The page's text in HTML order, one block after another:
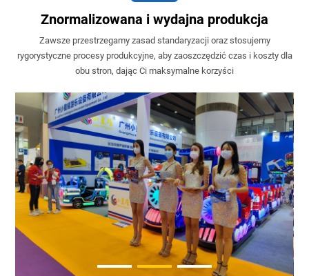
Znormalizowana i wydajna produkcja
Zawsze przestrzegamy zasad standaryzacji oraz stosujemy
rygorystyczne procesy produkcyjne, aby zaoszczędzić czas i koszty dla
obu stron, dając Ci maksymalne korzyści